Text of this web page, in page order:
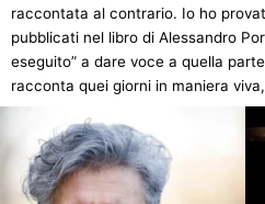
raccontata al contrario. Io ho
pubblicati nel libro di Alessandro
eseguito” a dare voce a quella
racconta quei giorni in maniera